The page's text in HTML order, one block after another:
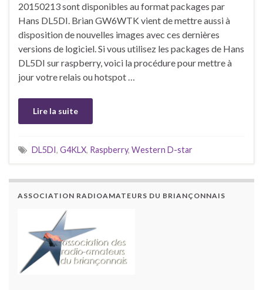
20150213 sont disponibles au format packages par
Hans DL5DI. Brian GW6WTK vient de mettre aussi à
disposition de nouvelles images avec ces dernières
versions de logiciel. Si vous utilisez les packages de Hans
DL5DI sur raspberry, voici la procédure pour mettre à
jour votre relais ou hotspot …
Lire la suite
DL5DI, G4KLX, Raspberry, Western D-star
ASSOCIATION RADIOAMATEURS DU BRIANÇONNAIS